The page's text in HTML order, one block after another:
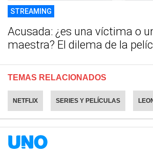
STREAMING
Acusada: ¿es una víctima o
maestra? El dilema de la
TEMAS RELACIONADOS
NETFLIX SERIES Y PELÍCULAS